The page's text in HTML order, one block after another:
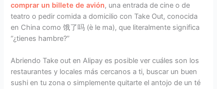
comprar un billete de avión, una entrada de cine o de
teatro o pedir comida a domicilio con Take Out, conocida
en China como 饿了吗 (è le ma), que literalmente significa
“¿tienes hambre?”
Abriendo Take out en Alipay es posible ver cuáles son los
restaurantes y locales más cercanos a ti, buscar un buen
sushi en tu zona o simplemente quitarte el antojo de un té